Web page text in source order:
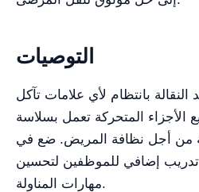
التوصيات
النقالة بانتظام لأي علامات تآكل
الأجزاء المتحركة تعمل بسلاسة
من أجل نظافة المريض. ضع في
تدريب إضافي للموظفين لتحسين
مهارات المناولة.